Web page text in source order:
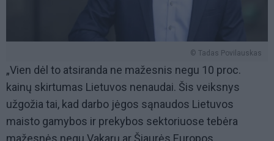
© Tadas Povilauskas
„Vien dėl to atsiranda ne mažesnis negu 10 proc.
kainų skirtumas Lietuvos nenaudai. Šis veiksnys
užgožia tai, kad darbo jėgos sąnaudos Lietuvos
maisto gamybos ir prekybos sektoriuose tebėra
mažesnės negu Vakarų ar Šiaurės Europos